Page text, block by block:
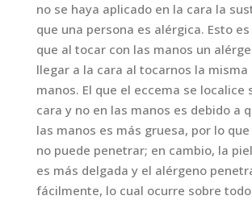
no se haya aplicado en la cara la
que una persona es alérgica. Esto
que al tocar con las manos un
llegar a la cara al tocarnos la misma
manos. El que el eccema se localice
cara y no en las manos es debido a
las manos es más gruesa, por lo
no puede penetrar; en cambio, la
es más delgada y el alérgeno
fácilmente, lo cual ocurre sobre